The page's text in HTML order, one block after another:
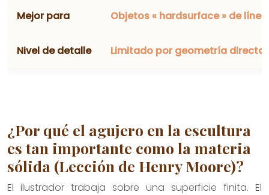
Mejor para Objetos « hardsurface » de
Nivel de detalle Limitado por geometría directa
¿Por qué el agujero en la escultura
es tan importante como la materia
sólida (Lección de Henry Moore)?
El ilustrador trabaja sobre una superficie finita. El